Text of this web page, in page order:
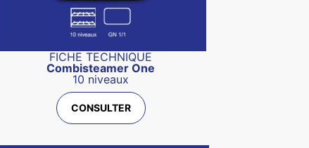
FICHE TECHNIQUE
Combisteamer One
10 niveaux
CONSULTER